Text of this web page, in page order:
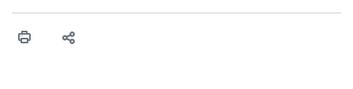
érésű szőlőkben is legyen lehetőség a károsító elleni további
felhasználók számára is elérhető és ökológiai termesztésben is